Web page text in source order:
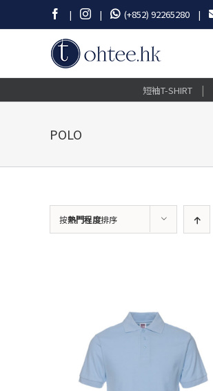
| | (+852) 92265280 |
短袖T-SHIRT |
POLO
按熱門程度排序